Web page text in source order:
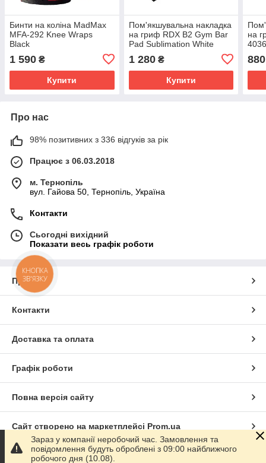
Бинти на коліна MadMax
MFA-292 Knee Wraps
Black
1 590 ₴
Купити
Пом'якшувальна накладка
на гриф RDX B2 Gym Bar
Pad Sublimation White
1 280₴
Купити
на
880
Про нас
98% позитивних з 336 відгуків за рік
Працює з 06.03.2018
м. Тернопіль
вул. Гайова 50, Тернопіль, Україна
Контакти
Сьогодні вихідний
Показати весь графік роботи
Про нас
Контакти
Доставка та оплата
Графік роботи
Повна версія сайту
Сайт створено на маркетплейсі Prom.ua
Політика конфіденційності
Зараз у компанії неробочий час. Замовлення та
повідомлення будуть оброблені з 09:00 найближчого
робочого дня (10.08).
КНОПКА
ЗВ'ЯЗКУ